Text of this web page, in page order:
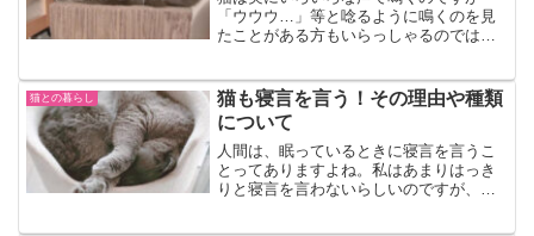
「ウウウ…」等と唸るように鳴くのを見
たことがある方もいらっしゃるのではあ
ね。うちの近所でも、夜になるとよく聞
こえてきます。飼い猫はあまり...
猫との暮らし
猫も寝言を言う！その理由や種類
について
人間は、眠っているときに寝言を言うこ
とってありますよね。私はあまりはっき
りと寝言を言わないらしいのですが、私